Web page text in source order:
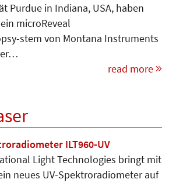
Purdue in Indiana, USA, haben
microReveal
stem von Montana Instruments
read more
ILT960-UV
Light Technologies bringt mit
neues UV-Spektroradiometer auf